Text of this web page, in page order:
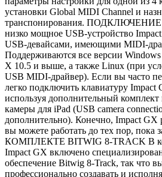
установки Global MIDI Channel и
транспонирования. ПОДКЛЮЧЕНИЕ
низко мощное USB-устройство
USB-девайсами, имеющими MIDI-
Поддерживаются все версии
X 10.5 и выше, а также Linux (при
USB MIDI-драйвер). Если вы часто
легко подключить клавиатуру Impact
используя дополнительный
камеры для iPad (USB camera
дополнительно). Конечно, Impact GX
вы можете работать до тех пор, пока
КОМПЛЕКТЕ BITWIG 8-TRACK В
Impact GX включено
обеспечение Bitwig 8-Track, так что
профессионально создавать и